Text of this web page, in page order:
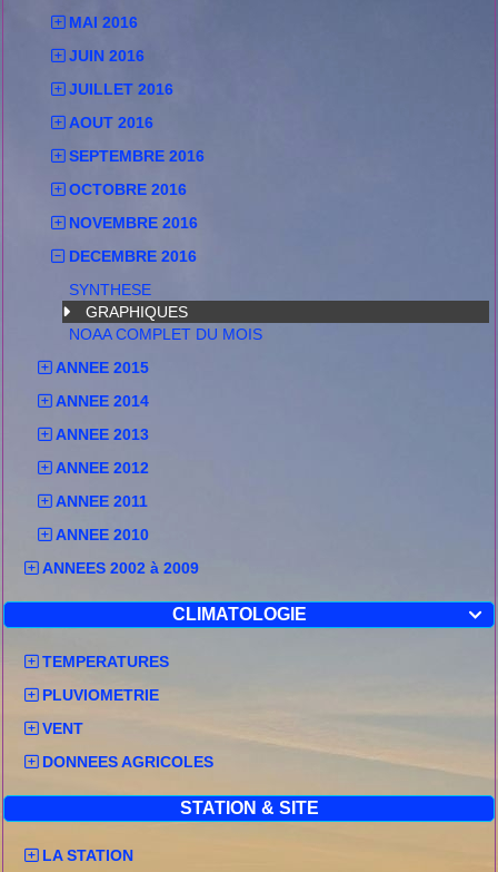
MAI 2016
JUIN 2016
JUILLET 2016
AOUT 2016
SEPTEMBRE 2016
OCTOBRE 2016
NOVEMBRE 2016
DECEMBRE 2016
SYNTHESE
GRAPHIQUES
NOAA COMPLET DU MOIS
ANNEE 2015
ANNEE 2014
ANNEE 2013
ANNEE 2012
ANNEE 2011
ANNEE 2010
ANNEES 2002 à 2009

CLIMATOLOGIE
TEMPERATURES
PLUVIOMETRIE
VENT
DONNEES AGRICOLES
STATION & SITE
LA STATION